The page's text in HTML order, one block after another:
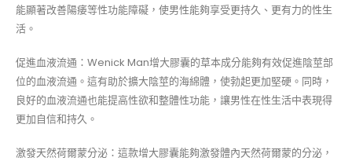
能顯著改善陽痿等性功能障礙，使男性能夠享受更持久、更有力的性生
活。
促進血液流通：Wenick Man增大膠囊的草本成分能夠有效促進陰莖部
位的血液流通。這有助於擴大陰莖的海綿體，使勃起更加堅硬。同時，
良好的血液流通也能提高性欲和整體性功能，讓男性在性生活中表現得
更加自信和持久。
激發天然荷爾蒙分泌：這款增大膠囊能夠激發體內天然荷爾蒙的分泌，